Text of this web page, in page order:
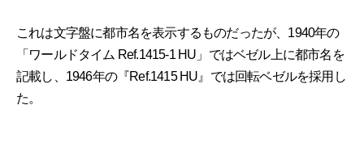
これは文字盤に都市名を表示するものだったが、1940年の
「ワールドタイム Ref.1415-1 HU」ではベゼル上に都市名を
記載し、1946年の『Ref.1415 HU』では回転ベゼルを採用し
た。